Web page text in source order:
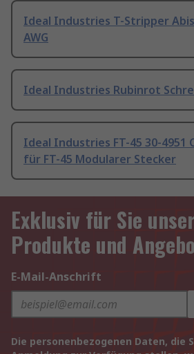
Ideal Industries T-Stripper
AWG
Ideal Industries Rubinrot
Ideal Industries FT-45 30-4951
für FT-45 Modularer Stecker
Exklusiv für Sie
Produkte und
E-Mail-Anschrift
Die personenbezogenen Daten, die